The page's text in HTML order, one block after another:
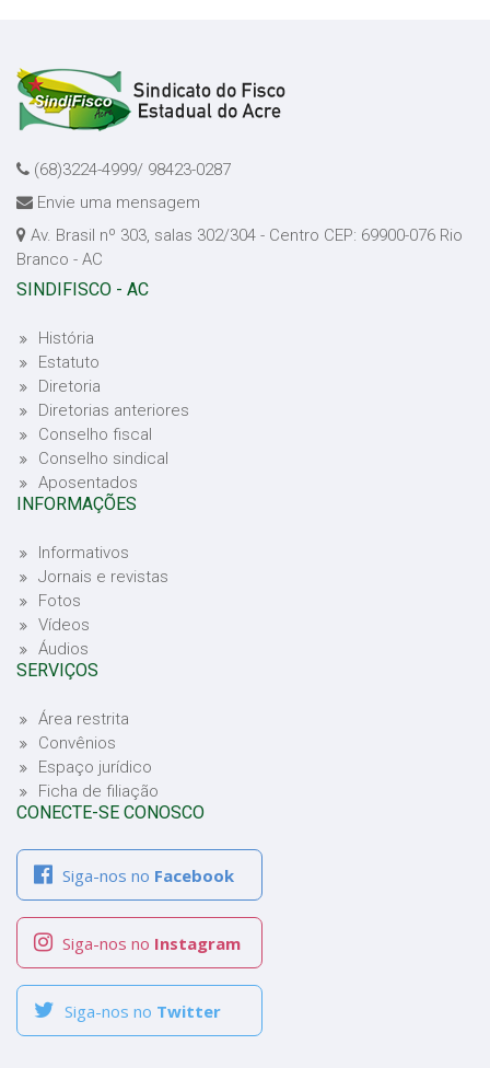
(68)3224-4999/ 98423-0287
Envie uma mensagem
Av. Brasil nº 303, salas 302/304 - Centro CEP: 69900-076 Rio
Branco - AC
SINDIFISCO - AC
História
Estatuto
Diretoria
Diretorias anteriores
Conselho fiscal
Conselho sindical
Aposentados
INFORMAÇÕES
Informativos
Jornais e revistas
Fotos
Vídeos
Áudios
SERVIÇOS
Área restrita
Convênios
Espaço jurídico
Ficha de filiação
CONECTE-SE CONOSCO
Siga-nos no Facebook
Siga-nos no Instagram
Siga-nos no Twitter